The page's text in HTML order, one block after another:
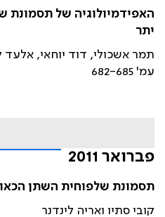
האפידמיולוגיה של תסמונת
יתר
תמר אשכולי, דוד יוחאי, אלעד
עמ' 682-685
פברואר 2011
תסמונת שלפוחית השתן
קובי סתיו ואריה לינדנר